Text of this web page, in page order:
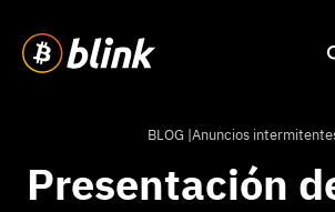
BLOG |Anuncios
Presentación